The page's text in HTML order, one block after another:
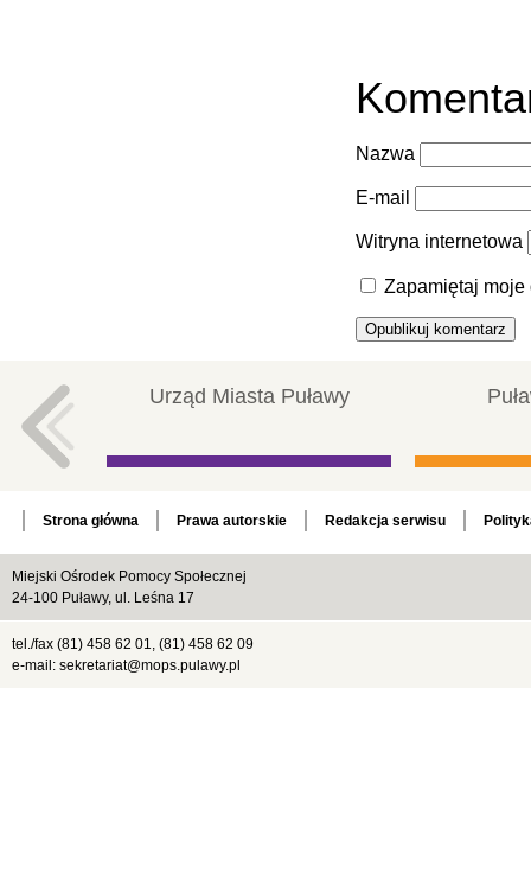
Nazwa
E-mail
Witryna internetowa
Zapamiętaj moje
Urząd Miasta Puławy
Strona główna Prawa autorskie Redakcja serwisu
Miejski Ośrodek Pomocy Społecznej
24-100 Puławy, ul. Leśna 17
tel./fax (81) 458 62 01, (81) 458 62 09
e-mail: sekretariat@mops.pulawy.pl